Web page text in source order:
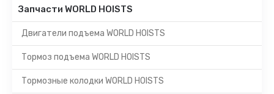
Запчасти WORLD HOISTS
Двигатели подъема WORLD HOISTS
Тормоз подъема WORLD HOISTS
Тормозные колодки WORLD HOISTS